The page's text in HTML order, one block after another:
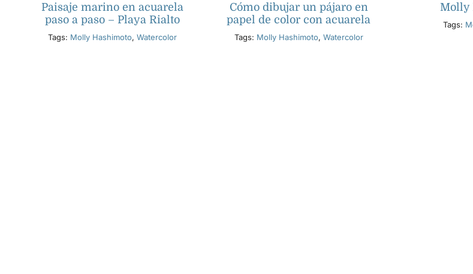
Paisaje marino en acuarela
paso a paso – Playa Rialto
Tags: Molly Hashimoto, Watercolor
Cómo dibujar un pájaro en
papel de color con acuarela
Tags: Molly Hashimoto, Watercolor
Molly
Tags: